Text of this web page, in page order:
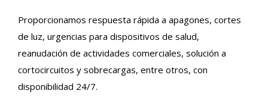
Proporcionamos respuesta rápida a apagones, cortes
de luz, urgencias para dispositivos de salud,
reanudación de actividades comerciales, solución a
cortocircuitos y sobrecargas, entre otros, con
disponibilidad 24/7.